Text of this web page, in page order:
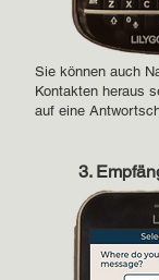
Sie können auch
Kontakten heraus
auf eine
3.